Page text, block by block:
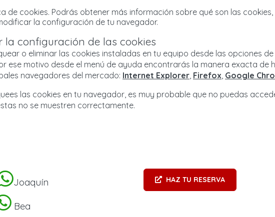
de cookies. Podrás obtener más información sobre qué son las
la configuración de tu navegador.
la configuración de las cookies
o eliminar las cookies instaladas en tu equipo desde las opciones
ese motivo desde el menú de ayuda encontrarás la manera exacta de
navegadores del mercado: Internet Explorer, Firefox, Google
las cookies en tu navegador, es muy probable que no puedas
no se muestren correctamente.
Joaquín
Bea
HAZ TU RESERVA